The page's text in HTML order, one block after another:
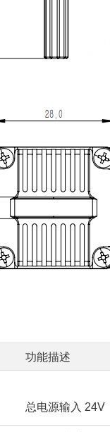
功能描述
总电源输入 24V